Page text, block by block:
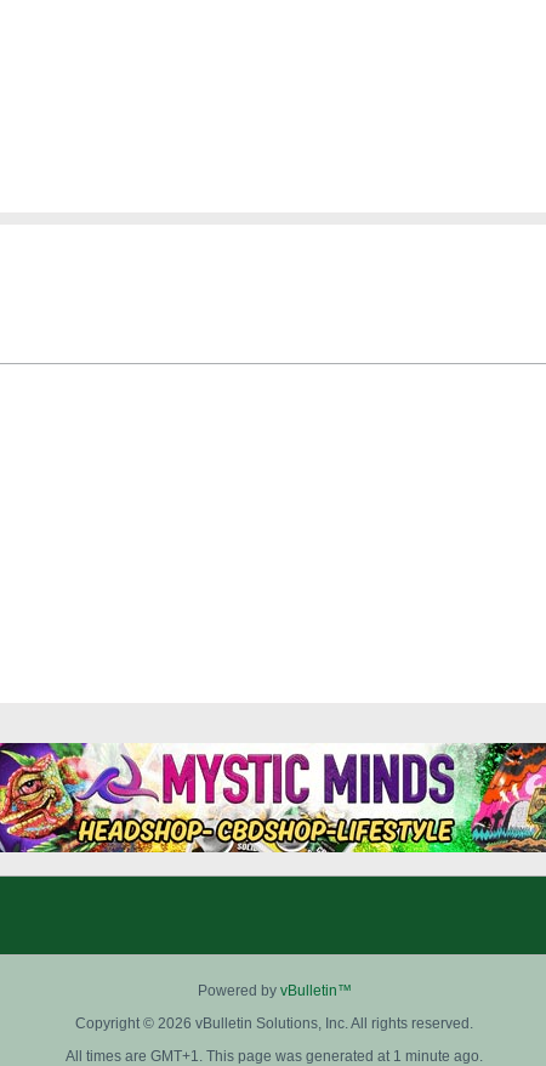
Powered by vBulletin™
Copyright © 2026 vBulletin Solutions, Inc. All rights reserved.
All times are GMT+1. This page was generated at 1 minute ago.